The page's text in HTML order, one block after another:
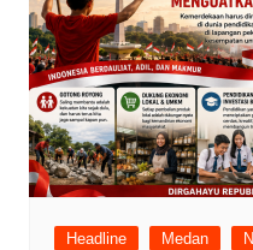
Headline Medan